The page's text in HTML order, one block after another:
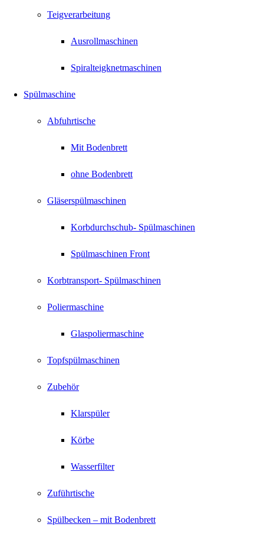
Teigverarbeitung
Ausrollmaschinen
Spiralteigknetmaschinen
Spülmaschine
Abfuhrtische
Mit Bodenbrett
ohne Bodenbrett
Gläserspülmaschinen
Korbdurchschub- Spülmaschinen
Spülmaschinen Front
Korbtransport- Spülmaschinen
Poliermaschine
Glaspoliermaschine
Topfspülmaschinen
Zubehör
Klarspüler
Körbe
Wasserfilter
Zuführtische
Spülbecken – mit Bodenbrett